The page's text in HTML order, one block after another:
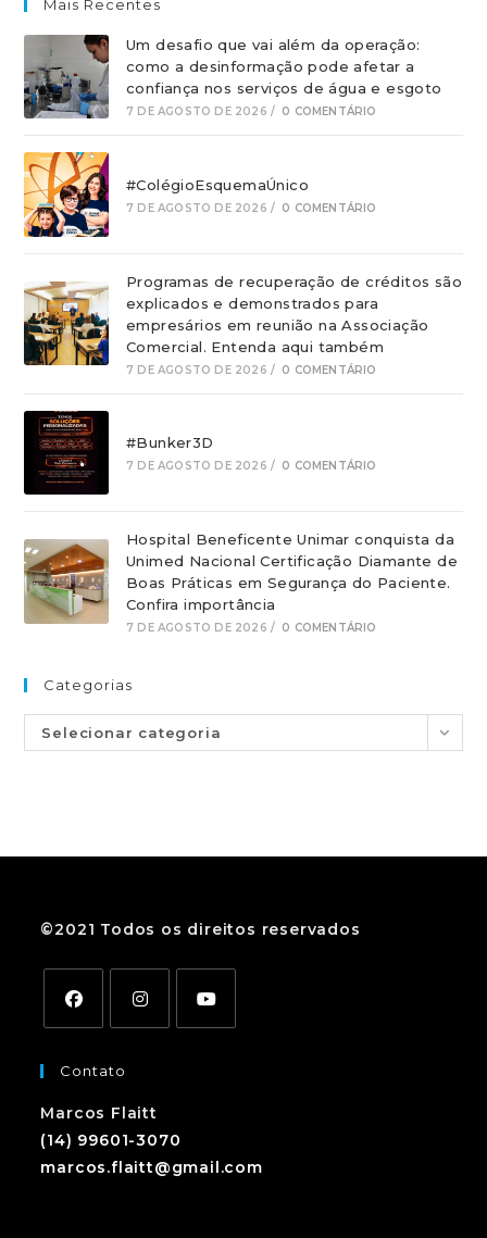
Mais Recentes
Um desafio que vai além da operação:
como a desinformação pode afetar a
confiança nos serviços de água e esgoto
7 DE AGOSTO DE 2026 / 0 COMENTÁRIO
#ColégioEsquemaÚnico
7 DE AGOSTO DE 2026 / 0 COMENTÁRIO
Programas de recuperação de créditos são
explicados e demonstrados para
empresários em reunião na Associação
Comercial. Entenda aqui também
7 DE AGOSTO DE 2026 / 0 COMENTÁRIO
#Bunker3D
7 DE AGOSTO DE 2026 / 0 COMENTÁRIO
Hospital Beneficente Unimar conquista da
Unimed Nacional Certificação Diamante de
Boas Práticas em Segurança do Paciente.
Confira importância
7 DE AGOSTO DE 2026 / 0 COMENTÁRIO
Categorias
Selecionar categoria
©2021 Todos os direitos reservados
Contato
Marcos Flaitt
(14) 99601-3070
marcos.flaitt@gmail.com